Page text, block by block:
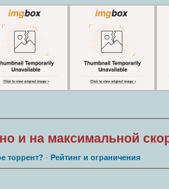
и на максимальной
торрент? ·Рейтинг и ограничения